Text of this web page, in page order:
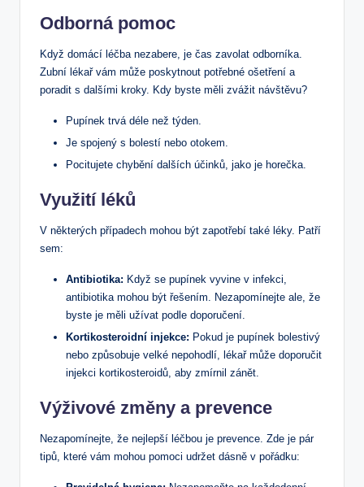
Odborná pomoc
Když domácí léčba nezabere, je čas zavolat odborníka.
Zubní lékař vám může poskytnout potřebné ošetření a
poradit s dalšími kroky. Kdy byste měli zvážit návštěvu?
Pupínek trvá déle než týden.
Je spojený s bolestí nebo otokem.
Pocitujete chybění dalších účinků, jako je horečka.
Využití léků
V některých případech mohou být zapotřebí také léky. Patří
sem:
Antibiotika: Když se pupínek vyvine v infekci,
antibiotika mohou být řešením. Nezapomínejte ale, že
byste je měli užívat podle doporučení.
Kortikosteroidní injekce: Pokud je pupínek bolestivý
nebo způsobuje velké nepohodlí, lékař může doporučit
injekci kortikosteroidů, aby zmírnil zánět.
Výživové změny a prevence
Nezapomínejte, že nejlepší léčbou je prevence. Zde je pár
tipů, které vám mohou pomoci udržet dásně v pořádku: